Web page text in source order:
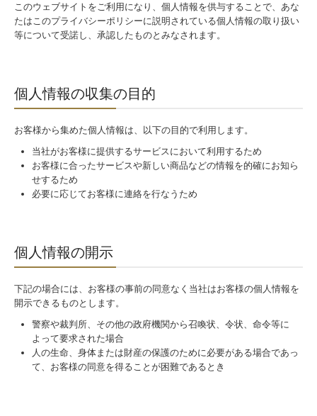
HAIR DOUZE
このウェブサイトをご利用になり、個人情報を供与することで、あな
たはこのプライバシーポリシーに説明されている個人情報の取り扱い
等について受諾し、承認したものとみなされます。
個人情報の収集の目的
お客様から集めた個人情報は、以下の目的で利用します。
当社がお客様に提供するサービスにおいて利用するため
お客様に合ったサービスや新しい商品などの情報を的確にお知ら
せするため
必要に応じてお客様に連絡を行なうため
個人情報の開示
下記の場合には、お客様の事前の同意なく当社はお客様の個人情報を
開示できるものとします。
警察や裁判所、その他の政府機関から召喚状、令状、命令等に
よって要求された場合
人の生命、身体または財産の保護のために必要がある場合であっ
て、お客様の同意を得ることが困難であるとき